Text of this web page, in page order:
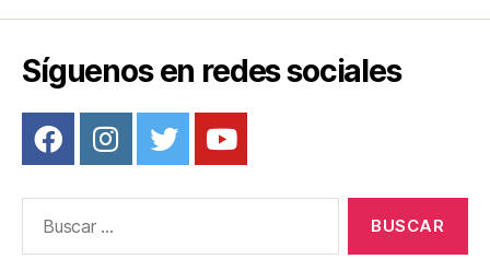
Síguenos en redes sociales